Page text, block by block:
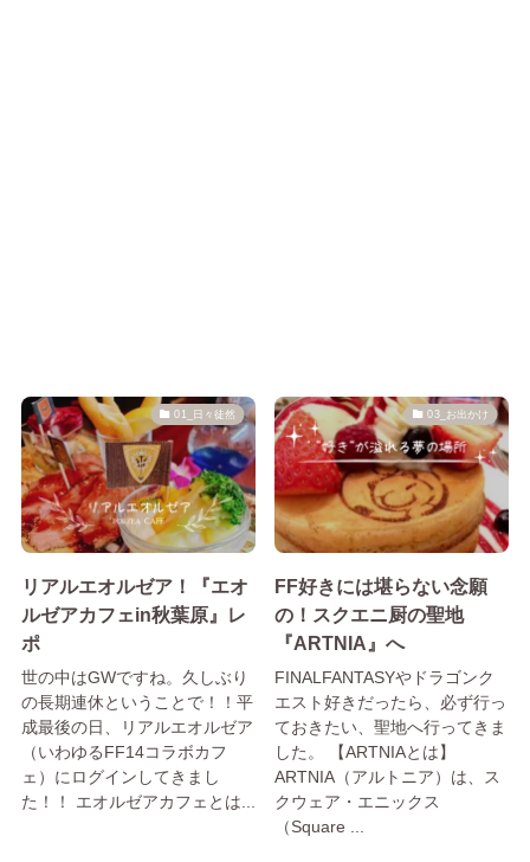
01_日々徒然
リアルエオルゼア！『エオ
ルゼアカフェin秋葉原』レ
ポ
世の中はGWですね。久しぶり
の長期連休ということで！！平
成最後の日、リアルエオルゼア
（いわゆるFF14コラボカフ
ェ）にログインしてきまし
た！！ エオルゼアカフェとは...
03_お出かけ
FF好きには堪らない念願
の！スクエニ厨の聖地
『ARTNIA』へ
FINALFANTASYやドラゴンク
エスト好きだったら、必ず行っ
ておきたい、聖地へ行ってきま
した。 【ARTNIAとは】
ARTNIA（アルトニア）は、ス
クウェア・エニックス
（Square ...